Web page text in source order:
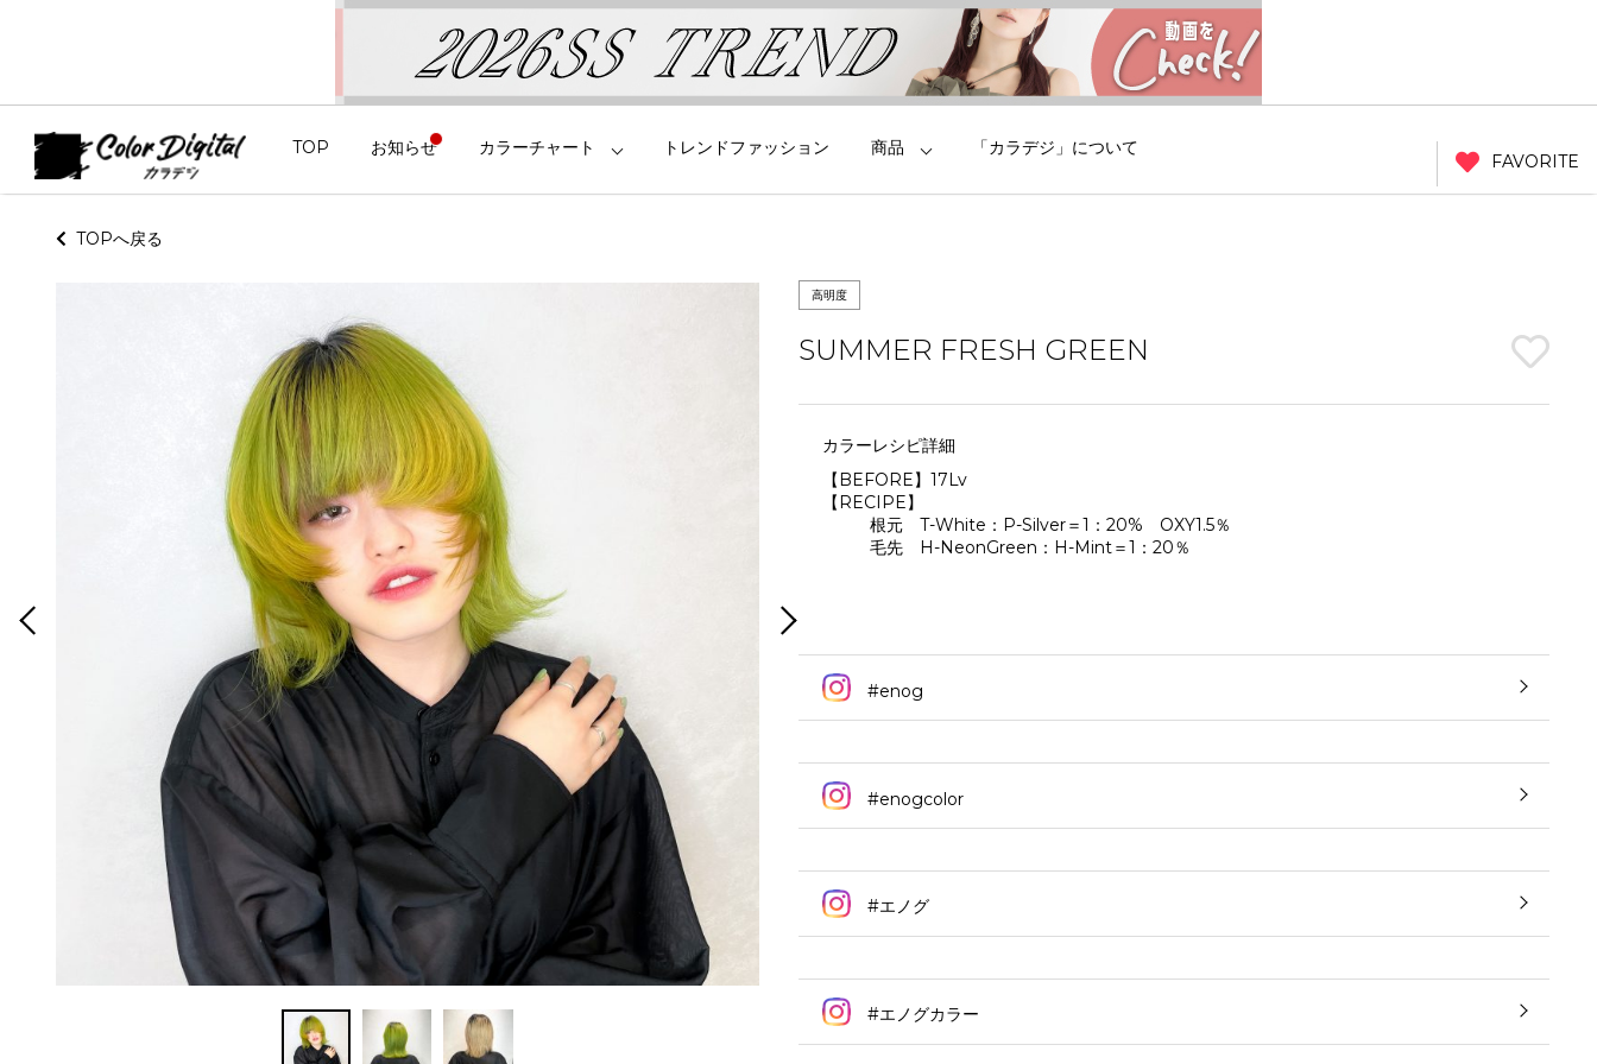
TOP お知らせ カラーチャート トレンドファッション 商品 「カラデジ」について
FAVORITE
TOPへ戻る
高明度
SUMMER FRESH GREEN
カラーレシピ詳細
【BEFORE】17Lv
【RECIPE】
根元 T-White：P-Silver＝1：20% OXY1.5％
毛先 H-NeonGreen：H-Mint＝1：20％
#enog
#enogcolor
#エノグ
#エノグカラー